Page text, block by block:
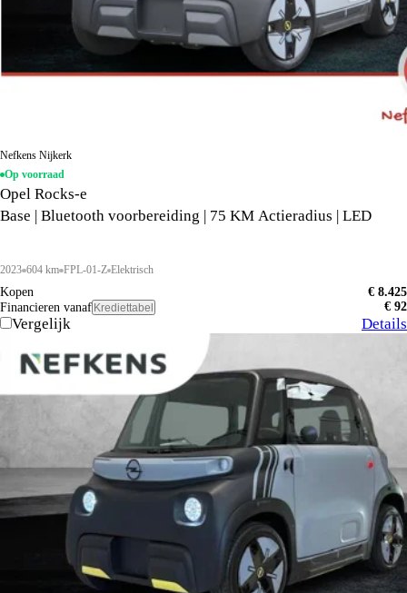
Nefkens Nijkerk
Op voorraad
Opel Rocks-e
Base | Bluetooth voorbereiding | 75 KM Actieradius | LED
2023 604 km FPL-01-Z Elektrisch
Kopen
€ 8.425
Financieren vanaf Krediettabel € 92
Vergelijk Details